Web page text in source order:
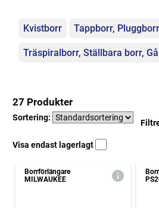
Kategorier
Kvistborr Tappborr,
Träspiralborr, Ställbara borr,
27 Produkter
Sortering:
Visa endast lagerlagt
Borrförlängare
MILWAUKEE